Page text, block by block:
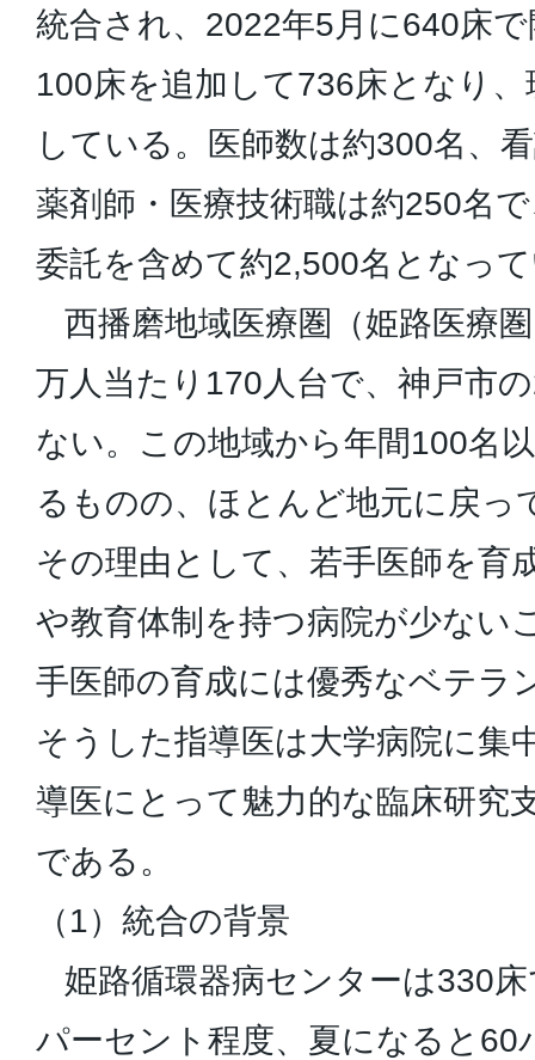
統合され、2022年5月に640床
100床を追加して736床となり
している。医師数は約300名、
薬剤師・医療技術職は約250名
委託を含めて約2,500名となっ
西播磨地域医療圏（姫路医療
万人当たり170人台で、神戸市
ない。この地域から年間100名
るものの、ほとんど地元に戻っ
その理由として、若手医師を育
や教育体制を持つ病院が少ない
手医師の育成には優秀なベテラ
そうした指導医は大学病院に集
導医にとって魅力的な臨床研究
である。
（1）統合の背景
姫路循環器病センターは330
パーセント程度、夏になると60